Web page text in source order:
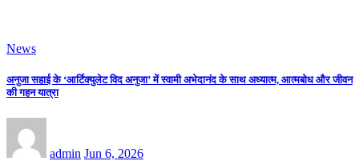
News
अनुजा सहाई के ‘आर्टिक्युलेट विद अनुजा’ में स्वामी अभेदानंद के साथ अध्यात्म, आत्मबोध और जीवन
की गहन यात्रा
admin Jun 6, 2026